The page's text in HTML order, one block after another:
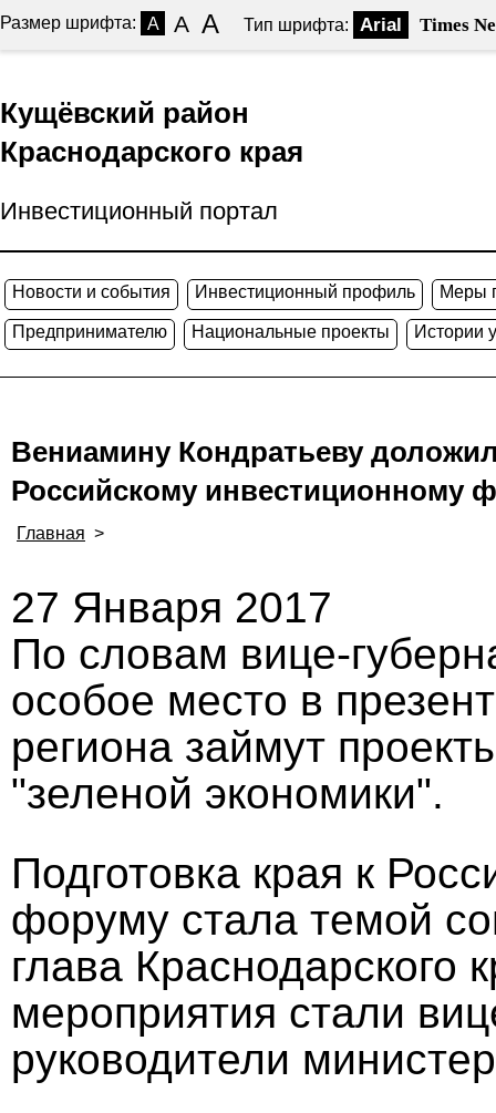
Размер шрифта: A A A Тип шрифта: Arial Times
Кущёвский район
Краснодарского края
Инвестиционный портал
Новости и события Инвестиционный профиль Меры
Предпринимателю Национальные проекты Истории
Вениамину Кондратьеву
Российскому инвестиционному
Главная >
27 Января 2017
По словам вице-
особое место в
региона займут
"зеленой экономики".
Подготовка края к
форуму стала темой
глава Краснодарского
мероприятия стали
руководители